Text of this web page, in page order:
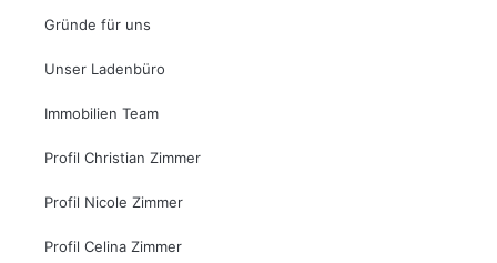
Gründe für uns
Unser Ladenbüro
Immobilien Team
Profil Christian Zimmer
Profil Nicole Zimmer
Profil Celina Zimmer